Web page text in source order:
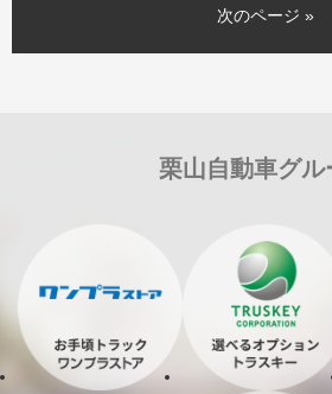
次のページ »
栗山自動車グル